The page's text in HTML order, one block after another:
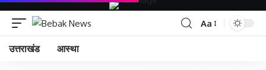
Aa
उत्तराखंड आस्था